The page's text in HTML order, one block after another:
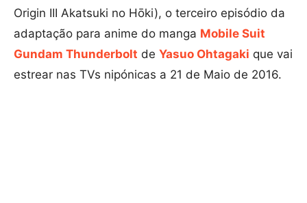
Origin III Akatsuki no Hōki), o terceiro episódio da
adaptação para anime do manga Mobile Suit
Gundam Thunderbolt de Yasuo Ohtagaki que vai
estrear nas TVs nipónicas a 21 de Maio de 2016.